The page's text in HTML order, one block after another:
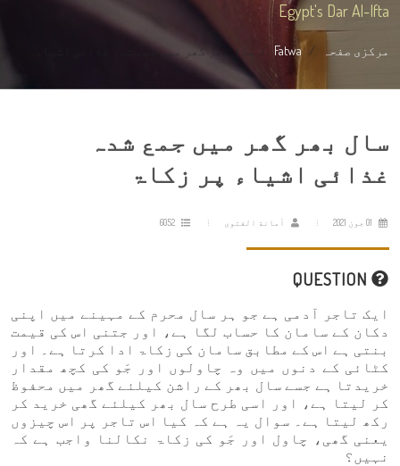
Egypt's Dar Al-Ifta
مرکزی صفحہ Fatwa سال بھر گھر میں جمع شدہ غذائی اشیاء...
سال بھر گھر میں جمع شدہ
غذائی اشیاء پر زکاۃ
أمانة الفتوى
ایک تاجر آدمی ہے جو ہر سال محرم کے مہینے میں اپنی
دکان کے سامان کا حساب لگا ہے، اور جتنی اس کی قیمت
بنتی ہے اس کے مطابق سامان کی زکاۃ ادا کرتا ہے۔ اور
کٹائی کے دنوں میں وہ چاولوں اور جَو کی کچھ مقدار
خریدتا ہے جسے سال بھر کے راشن کیلئے گھر میں محفوظ
کر لیتا ہے، اور اسی طرح سال بھر کیلئے گھی خرید کر
رکھ لیتا ہے۔ سوال یہ ہے کہ کیا اس تاجر پر اس چیزوں
یعنی گھی، چاول اور جَو کی زکاۃ نکالنا واجب ہے کہ
نہیں؟